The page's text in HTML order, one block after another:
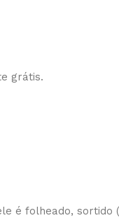
grátis.
é folheado,